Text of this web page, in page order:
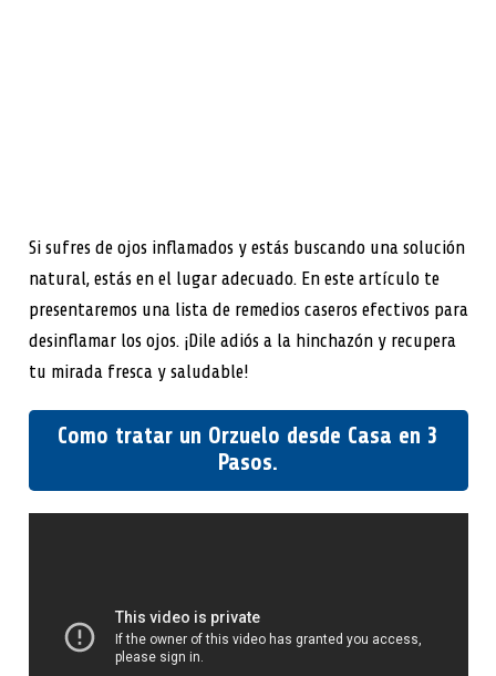
Si sufres de ojos inflamados y estás buscando una solución
natural, estás en el lugar adecuado. En este artículo te
presentaremos una lista de remedios caseros efectivos para
desinflamar los ojos. ¡Dile adiós a la hinchazón y recupera
tu mirada fresca y saludable!
Como tratar un Orzuelo desde Casa en 3
Pasos.